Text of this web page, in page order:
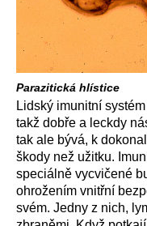
Parazitická hlístice
Lidský imunitní
takž dobře a leckdy
tak ale bývá, k
škody než užitku.
speciálně vycvičené
ohrožením vnitřní
svém. Jedny z nich,